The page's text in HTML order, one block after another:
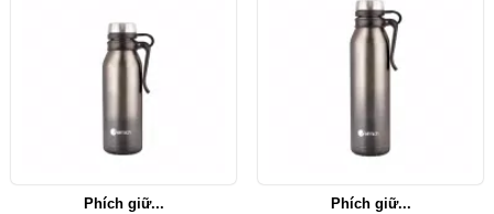
Phích giữ... Phích giữ...